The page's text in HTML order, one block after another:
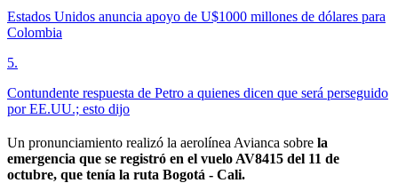
Estados Unidos anuncia apoyo de U$1000 millones de dólares para
Colombia
5.
Contundente respuesta de Petro a quienes dicen que será perseguido
por EE.UU.; esto dijo
Un pronunciamiento realizó la aerolínea Avianca sobre la
emergencia que se registró en el vuelo AV8415 del 11 de
octubre, que tenía la ruta Bogotá - Cali.